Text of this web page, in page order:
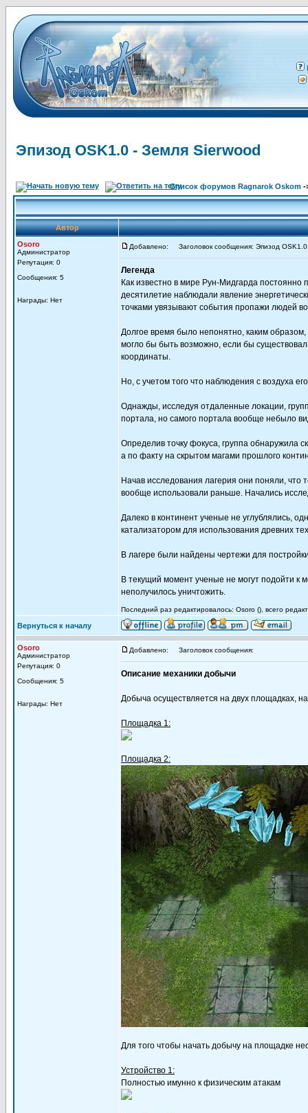
Эпизод OSK1.0 - Земля Sierwood
Список форумов Ragnarok Oskom -
Автор
Osoro
Администратор
Репутация: 0
Сообщения: 5
Награды: Нет
Добавлено: Заголовок сообщения: Эпизод
Легенда
Как известно в мире Рун-Мидгарда
десятилетие наблюдали явление
точками увязывают события пропажи людей
Долгое время было непонятно, каким
могло бы быть возможно, если бы
координаты.
Но, с учетом того что наблюдения с воздуха
Однажды, исследуя отдаленные локации,
портала, но самого портала вообще небыло
Определив точку фокуса, группа обнаружила
а по факту на скрытом магами прошлого
Начав исследования лагерия они поняли, что
вообще использовали раньше. Начались
Далеко в континент ученые не углублялись,
катализатором для использования древних
В лагере были найдены чертежи для
В текущий момент ученые не могут подойти к
неполучилось уничтожить.
Последний раз редактировалось: Osoro (), всего
Вернуться к началу
Osoro
Администратор
Репутация: 0
Сообщения: 5
Награды: Нет
Добавлено: Заголовок сообщения:
Описание механики добычи
Добыча осуществляется на двух площадках,
Площадка 1:
Площадка 2:
Для того чтобы начать добычу на площадке
Устройство 1:
Полностью имунно к физическим атакам